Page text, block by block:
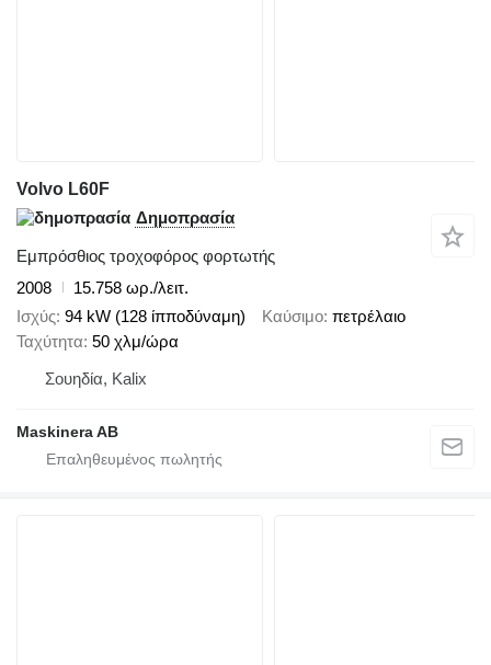
Volvo L60F
Δημοπρασία
Εμπρόσθιος τροχοφόρος φορτωτής
2008
15.758 ωρ./λειτ.
Ισχύς 94 kW (128 ίπποδύναμη) Καύσιμο πετρέλαιο
Ταχύτητα 50 χλμ/ώρα
Σουηδία, Kalix
Maskinera AB